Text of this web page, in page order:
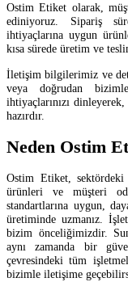
Ostim Etiket olarak,
ediniyoruz. Sipariş
ihtiyaçlarına uygun
kısa sürede üretim ve
İletişim bilgilerimiz ve
veya doğrudan
ihtiyaçlarınızı
hazırdır.
Neden Ostim
Ostim Etiket,
ürünleri ve müşteri
standartlarına uygun,
üretiminde uzmanız.
bizim önceliğimizdir.
aynı zamanda bir
çevresindeki tüm
bizimle iletişime